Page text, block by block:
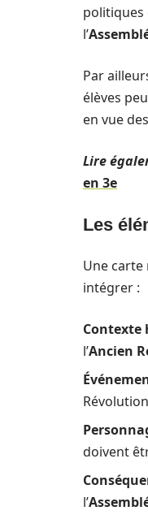
politiques
l’
Par
élèves
en vue
Lire
en 3e
Les
Une carte
intégrer :
Contexte
l’Ancien
doivent
l’